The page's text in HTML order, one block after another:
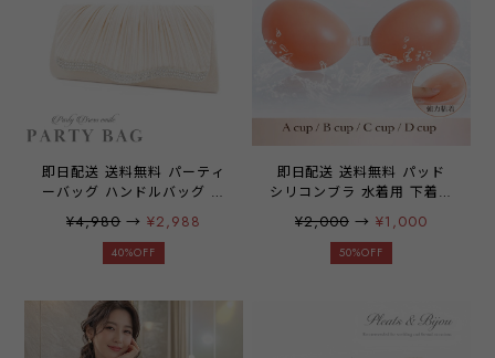
即日配送 送料無料 パーティ
ーバッグ ハンドルバッグ ク
ラッチバッグ ショルダーバ
ッグ 2way バッグ バック 大
きめ クラッチ ミニ財布 化
発表会 披露宴 入学式 卒業
式 冠婚葬祭 ブラックフォー
マル フォーマル サテン パ
¥4,980→¥2,988
40%OFF
即日配送 送料無料 パッド
シリコンブラ 水着用 下着用
ヌーブラ パッド 胸 ブラパ
ッド 劇的 盛り バスト 盛れ
る ボリュームアップ ビキニ
連小物 ビーチグッズ パット
Aカップ Bカップ Cカップ D
¥2,000→ ¥1,000
50%OFF